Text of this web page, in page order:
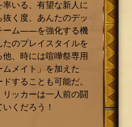
いる、有望な新人に
く度、あんたのデッ
ーム――を強化する機
のプレイスタイルを
、時には喧嘩祭専用
メイト」を加えた
することも可能だ。
ッカーは一人前の闘
くだろう！